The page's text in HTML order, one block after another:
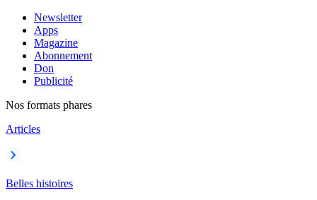
Newsletter
Apps
Magazine
Abonnement
Don
Publicité
Nos formats phares
Articles
Belles histoires